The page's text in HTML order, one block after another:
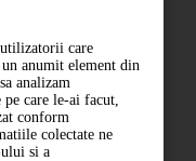
utilizatorii care
un anumit element din
analizam
care le-ai facut,
conform
colectate ne
si a